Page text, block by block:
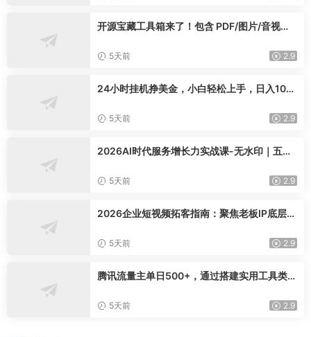
开源宝藏工具箱来了！包含 PDF/图片/音视频/
knit-desktop
5天前 2.9
24小时挂机挣美金，小白轻松上手，日入100
5天前 2.9
2026AI时代服务增长力实战课-无水印｜五力
卷实现长效业绩增长
5天前 2.9
2026企业短视频拓客指南：聚焦老板IP底层逻
交完整获客链路
5天前 2.9
腾讯流量主单日500+，通过搭建实用工具类小
5天前 2.9